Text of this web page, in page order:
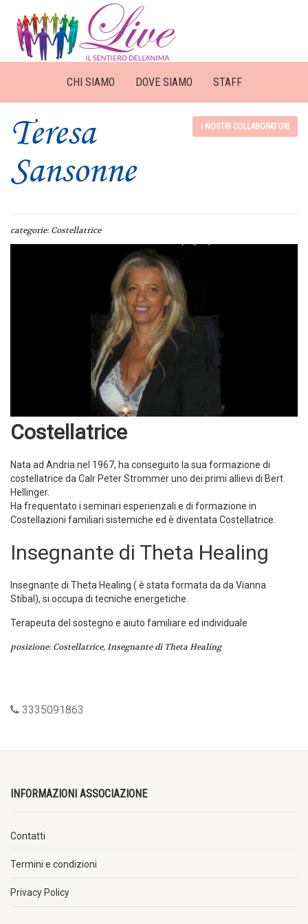
CHI SIAMO DOVE SIAMO STAFF
Teresa
Sansonne
I NOSTRI COLLABORATORI
categorie:Costellatrice
Costellatrice
Nata ad Andria nel 1967, ha conseguito la sua formazione di
costellatrice da Calr Peter Strommer uno dei primi allievi di Bert
Hellinger.
Ha frequentato i seminari esperienzali e di formazione in
Costellazioni familiari sistemiche ed è diventata Costellatrice.
Insegnante di Theta Healing
Insegnante di Theta Healing ( è stata formata da da Vianna
Stibal), si occupa di tecniche energetiche.
Terapeuta del sostegno e aiuto familiare ed individuale
posizione: Costellatrice, Insegnante di Theta Healing
3335091863
INFORMAZIONI ASSOCIAZIONE
Contatti
Termini e condizioni
Privacy Policy